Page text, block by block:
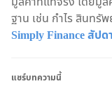
ฐาน เช่น กำไร สินทรั
Simply Finance สัป
แชร์บทความนี้